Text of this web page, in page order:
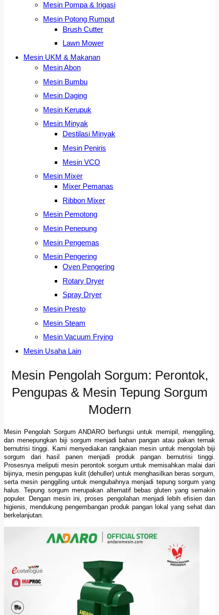
Mesin Pompa & Irigasi
Mesin Potong Rumput
Brush Cutter
Lawn Mower
Mesin UKM & Makanan
Mesin Abon
Mesin Bumbu
Mesin Daging
Mesin Kerupuk
Mesin Minyak
Destilasi Minyak
Mesin Peniris
Mesin VCO
Mesin Mixer
Mixer Pemanas
Ribbon Mixer
Mesin Pemotong
Mesin Penepung
Mesin Pengemas
Mesin Pengering
Oven Pengering
Rotary Dryer
Spray Dryer
Mesin Presto
Mesin Steam
Mesin Vacuum Frying
Mesin Usaha Lain
Mesin Pengolah Sorgum: Perontok,
Pengupas & Mesin Tepung Sorgum
Modern
Mesin Pengolah Sorgum ANDARO berfungsi untuk memipil, menggiling,
dan menepungkan biji sorgum menjadi bahan pangan atau pakan ternak
bernutrisi tinggi. Kami menyediakan rangkaian mesin untuk mengolah biji
sorgum dari hasil panen menjadi produk pangan bernutrisi tinggi.
Prosesnya meliputi mesin perontok sorgum untuk memisahkan malai dari
bijinya, mesin pengupas kulit (dehuller) untuk menghasilkan beras sorgum,
serta mesin penggiling untuk mengubahnya menjadi tepung sorgum yang
halus. Tepung sorgum merupakan alternatif bebas gluten yang semakin
populer. Dengan mesin ini, proses pengolahan menjadi lebih efisien dan
higienis, mendukung pengembangan produk pangan lokal yang sehat dan
berkelanjutan.